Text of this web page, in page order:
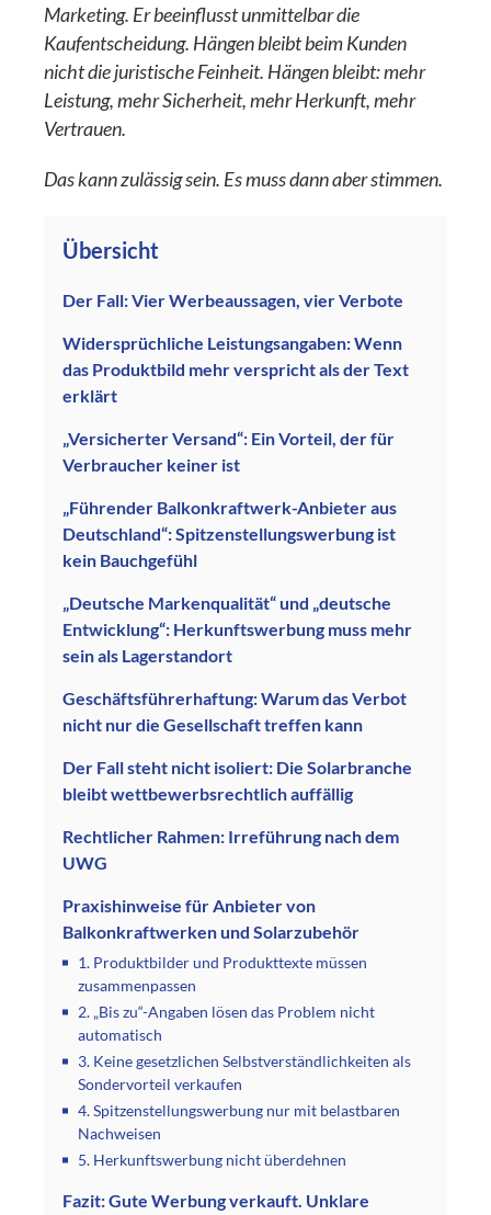
Marketing. Er beeinflusst unmittelbar die
Kaufentscheidung. Hängen bleibt beim Kunden
nicht die juristische Feinheit. Hängen bleibt: mehr
Leistung, mehr Sicherheit, mehr Herkunft, mehr
Vertrauen.
Das kann zulässig sein. Es muss dann aber stimmen.
Übersicht
Der Fall: Vier Werbeaussagen, vier Verbote
Widersprüchliche Leistungsangaben: Wenn
das Produktbild mehr verspricht als der Text
erklärt
„Versicherter Versand“: Ein Vorteil, der für
Verbraucher keiner ist
„Führender Balkonkraftwerk-Anbieter aus
Deutschland“: Spitzenstellungswerbung ist
kein Bauchgefühl
„Deutsche Markenqualität“ und „deutsche
Entwicklung“: Herkunftswerbung muss mehr
sein als Lagerstandort
Geschäftsführerhaftung: Warum das Verbot
nicht nur die Gesellschaft treffen kann
Der Fall steht nicht isoliert: Die Solarbranche
bleibt wettbewerbsrechtlich auffällig
Rechtlicher Rahmen: Irreführung nach dem
UWG
Praxishinweise für Anbieter von
Balkonkraftwerken und Solarzubehör
1. Produktbilder und Produkttexte müssen
zusammenpassen
2. „Bis zu“-Angaben lösen das Problem nicht
automatisch
3. Keine gesetzlichen Selbstverständlichkeiten als
Sondervorteil verkaufen
4. Spitzenstellungswerbung nur mit belastbaren
Nachweisen
5. Herkunftswerbung nicht überdehnen
Fazit: Gute Werbung verkauft. Unklare